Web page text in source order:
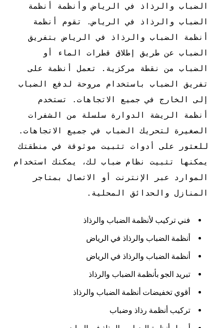
الضباب والرذاذ في الرياض وأنظمة أنظمة
الضباب والرذاذ في الرياض. تقوم أنظمة
أنظمة الضباب والرذاذ في الرياض بتفريق
الضباب عن طريق إطلاق قطرات الماء أو
الضباب من نقطة مركزية. تعمل أنظمة على
تفريق الضباب باستخدام مروحة لدفع الضباب
إلى الخارج في جميع الاتجاهات. تستخدم
أنظمة الريشة الدوارة سلسلة من الشفرات
الصغيرة لتحريك الضباب في جميع الاتجاهات.
للعثور على أدوات تثبيت موثوقة في منطقتك
يمكنها تثبيت نظام ضباب لك، يمكنك استخدام
الموارد عبر الإنترنت أو الاتصال بمتاجر
المنازل والحدائق المحلية.
فني تركيب لأنظمة الضباب والرذاذ
أنظمة الضباب والرذاذ في الرياض
أنظمة الضباب والرذاذ في الرياض
تبريد الجو بأنظمة الضباب والرذاذ
أقوي تخفيضات أنظمة الضباب والرذاذ
تركيب أنظمة رذاذ وضباب